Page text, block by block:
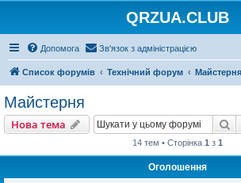
QRZUA.CLUB
Допомога Зв'язок з адміністрацією
Список форумів Технічний форум Майстерня
Майстерня
Нова тема
14 тем • Сторінка 1 з 1
Оголошення